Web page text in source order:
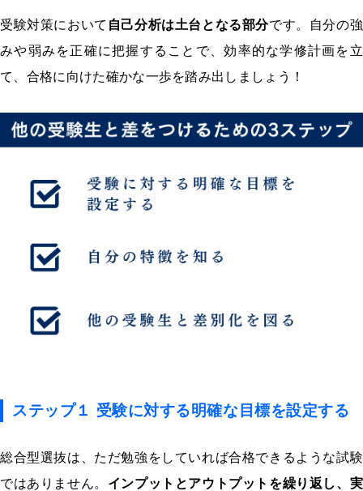
受験対策において 自己分析は土台となる部分です。自分の強
みや弱みを正確に把握することで、効率的な学修計画を立
て、合格に向けた確かな一歩を踏み出しましょう！
ステップ１ 受験に対する明確な目標を設定する
総合型選抜は、ただ勉強をしていれば合格できるような試験
ではありません。 インプットとアウトプットを繰り返し、実